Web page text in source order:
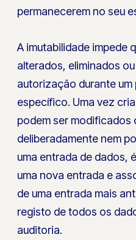
permanecerem no seu
A imutabilidade impede
alterados, eliminados
autorização durante
específico. Uma vez
podem ser modificados
deliberadamente nem
uma entrada de dados,
uma nova entrada e
de uma entrada mais
registo de todos os
auditoria.